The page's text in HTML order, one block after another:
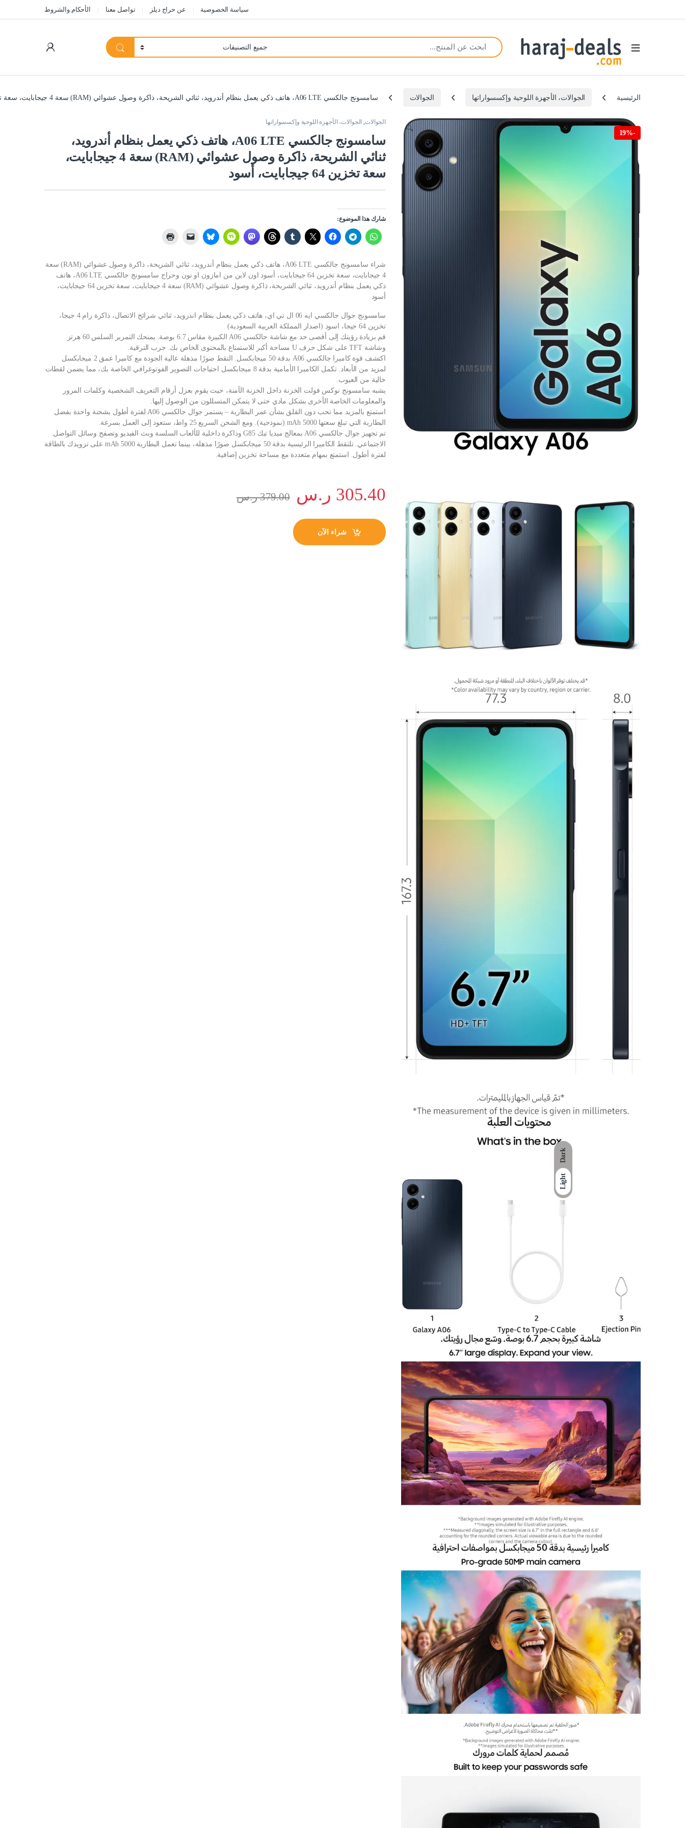
Dark
Light
سياسة الخصوصية عن حراج ديلز تواصل معنا الأحكام والشروط
Open
Search for:
الرئيسية الجوالات، الأجهزة اللوحية وإكسسواراتها الجوالات سامسونج جالكسي A06 LTE، هاتف ذكي يعمل بنظام أندرويد، ثنائي الشريحة، ذاكرة وصول عشوائي (RAM) سعة 4 جيجابايت، سعة تخزين 64 جيجابايت، أسود
-
19%
🔍
الجوالات, الجوالات، الأجهزة اللوحية وإكسسواراتها
سامسونج جالكسي A06 LTE، هاتف ذكي يعمل بنظام أندرويد،
ثنائي الشريحة، ذاكرة وصول عشوائي (RAM) سعة 4 جيجابايت،
سعة تخزين 64 جيجابايت، أسود
شارك هذا الموضوع:
شراء سامسونج جالكسي A06 LTE، هاتف ذكي يعمل بنظام أندرويد، ثنائي الشريحة، ذاكرة وصول عشوائي (RAM) سعة
4 جيجابايت، سعة تخزين 64 جيجابايت، أسود اون لاين من امازون او نون وحراج سامسونج جالكسي A06 LTE، هاتف
ذكي يعمل بنظام أندرويد، ثنائي الشريحة، ذاكرة وصول عشوائي (RAM) سعة 4 جيجابايت، سعة تخزين 64 جيجابايت،
أسود
سامسونج جوال جالكسي ايه 06 ال تي اي، هاتف ذكي يعمل بنظام اندرويد، ثنائي شرائح الاتصال، ذاكرة رام 4 جيجا،
تخزين 64 جيجا، اسود (اصدار المملكة العربية السعودية)
قم بزيادة رؤيتك إلى أقصى حد مع شاشة جالكسي A06 الكبيرة مقاس 6.7 بوصة. يمنحك التمرير السلس 60 هرتز
وشاشة TFT على شكل حرف U مساحة أكبر للاستمتاع بالمحتوى الخاص بك. جرب الترقية.
اكتشف قوة كاميرا جالكسي A06 بدقة 50 ميجابكسل. التقط صورًا مذهلة عالية الجودة مع كاميرا عمق 2 ميجابكسل
لمزيد من الأبعاد. تكمل الكاميرا الأمامية بدقة 8 ميجابكسل احتياجات التصوير الفوتوغرافي الخاصة بك، مما يضمن لقطات
خالية من العيوب.
يشبه سامسونج نوكس فولت الخزنة داخل الخزنة الآمنة، حيث يقوم بعزل أرقام التعريف الشخصية وكلمات المرور
والمعلومات الخاصة الأخرى بشكل مادي حتى لا يتمكن المتسللون من الوصول إليها.
استمتع بالمزيد مما تحب دون القلق بشأن عمر البطارية – يستمر جوال جالكسي A06 لفترة أطول بشحنة واحدة بفضل
البطارية التي تبلغ سعتها 5000 mAh (نموذجية). ومع الشحن السريع 25 واط، ستعود إلى العمل بسرعة.
تم تجهيز جوال جالكسي A06 بمعالج ميديا تيك G85 وذاكرة داخلية للألعاب السلسة وبث الفيديو وتصفح وسائل التواصل
الاجتماعي. تلتقط الكاميرا الرئيسية بدقة 50 ميجابكسل صورًا مذهلة، بينما تعمل البطارية 5000 mAh على تزويدك بالطاقة
لفترة أطول. استمتع بمهام متعددة مع مساحة تخزين إضافية.
305.40 ر.س 379.00 ر.س
شراء الآن